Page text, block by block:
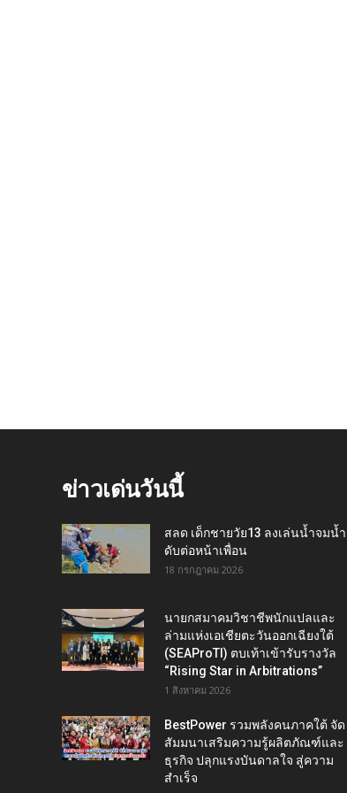
ข่าวเด่นวันนี้
สลด เด็กชายวัย13 ลงเล่นน้ำจมน้ำ
ดับต่อหน้าเพื่อน
18 กรกฎาคม 2026
นายกสมาคมวิชาชีพนักแปลและ
ล่ามแห่งเอเชียตะวันออกเฉียงใต้
(SEAProTI) ตบเท้าเข้ารับรางวัล
“Rising Star in Arbitrations”
1 สิงหาคม 2026
BestPower รวมพลังคนภาคใต้ จัด
สัมมนาเสริมความรู้ผลิตภัณฑ์และ
ธุรกิจ ปลุกแรงบันดาลใจ สู่ความ
สำเร็จ